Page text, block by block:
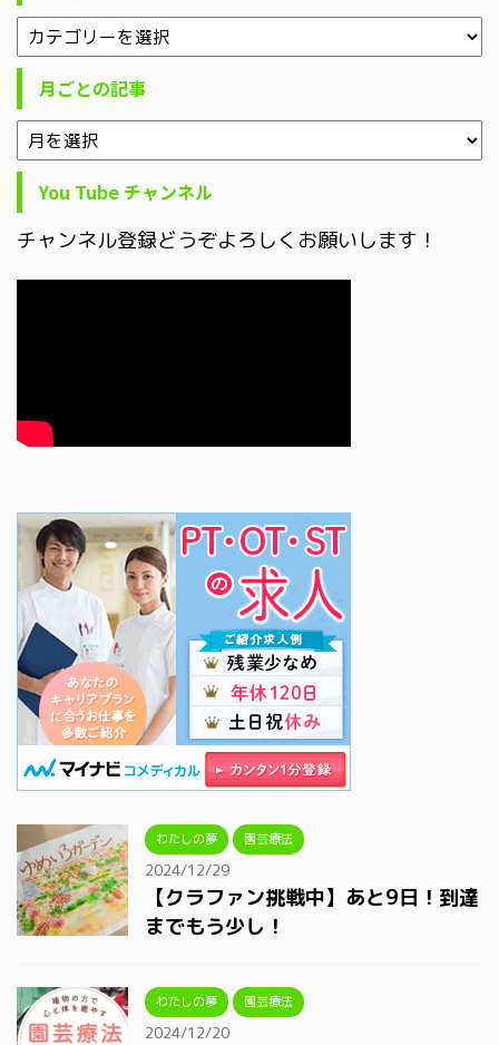
月ごとの記事
You Tube チャンネル
チャンネル登録どうぞよろしくお願いします！
わたしの夢 園芸療法
2024/12/29
【クラファン挑戦中】あと9日！到達
までもう少し！
わたしの夢 園芸療法
2024/12/20